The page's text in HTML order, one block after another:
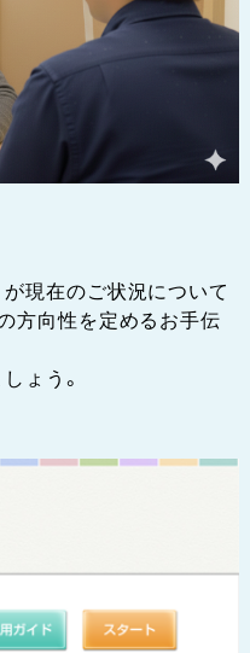
現在のご状況について
方向性を定めるお手伝
ょう。